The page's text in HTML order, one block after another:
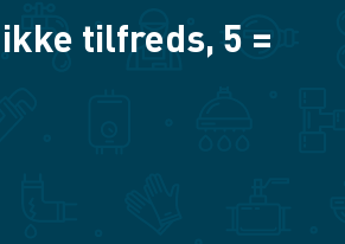
tilfreds, 5 =